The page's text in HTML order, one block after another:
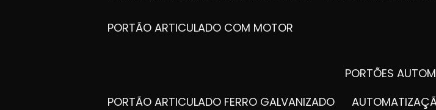
PORTÃO ARTICULADO COM MOTOR
PORTÕES
PORTÃO ARTICULADO FERRO GALVANIZADO